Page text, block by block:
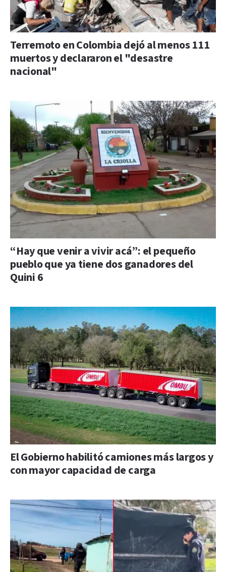
Terremoto en Colombia dejó al menos 111
muertos y declararon el "desastre
nacional"
“Hay que venir a vivir acá”: el pequeño
pueblo que ya tiene dos ganadores del
Quini 6
El Gobierno habilitó camiones más largos y
con mayor capacidad de carga